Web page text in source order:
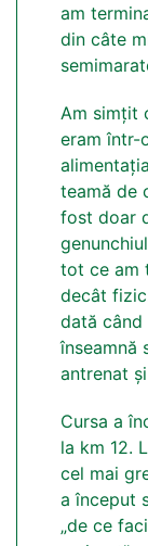
am
din câte
Am simțit
eram într-
teamă de
fost doar
tot ce am
decât
dată când
înseamnă
antrenat
Cursa a
la km 12.
cel mai
a început
„de ce